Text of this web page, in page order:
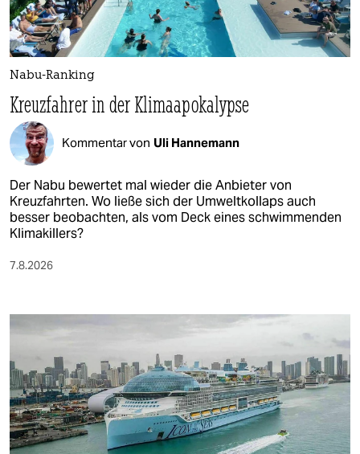
Nabu-Ranking
Kreuzfahrer in der Klimaapokalypse
Kommentar von Uli Hannemann
Der Nabu bewertet mal wieder die Anbieter von
Kreuzfahrten. Wo ließe sich der Umweltkollaps auch
besser beobachten, als vom Deck eines schwimmenden
Klimakillers?
7.8.2026